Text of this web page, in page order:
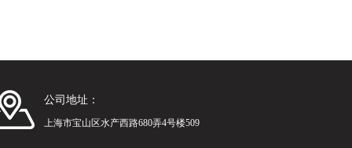
公司地址：
上海市宝山区水产西路680弄4号楼509